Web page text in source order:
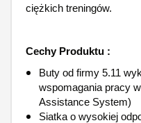
ciężkich treningów.
Cechy Produktu :
Buty od firmy 5.11
wspomagania pracy
Assistance System)
Siatka o wysokiej